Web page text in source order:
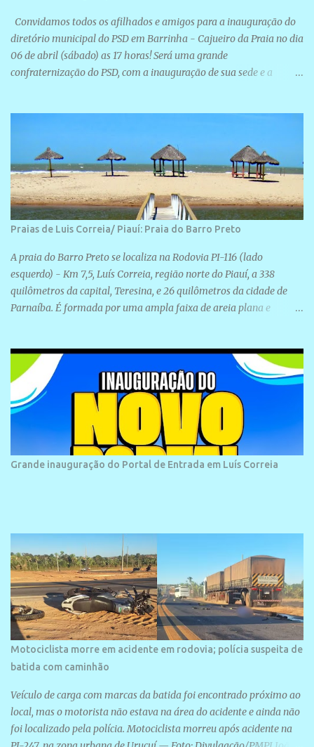
Convidamos todos os afilhados e amigos para a inauguração do
diretório municipal do PSD em Barrinha - Cajueiro da Praia no dia
06 de abril (sábado) as 17 horas! Será uma grande
confraternização do PSD, com a inauguração de sua sede e a
Praias de Luis Correia/ Piauí: Praia do Barro Preto
A praia do Barro Preto se localiza na Rodovia PI-116 (lado
esquerdo) - Km 7,5, Luís Correia, região norte do Piauí, a 338
quilômetros da capital, Teresina, e 26 quilômetros da cidade de
Parnaíba. É formada por uma ampla faixa de areia plana e
devido ao extensivo molhe de pedras que não chegam a 2 metros
de altura, não apresentando dunas em seu espaço geográfico. Não
se sabe ao certo porque a praia leva esse nome, e muitas das suas
historias foram esquecidas ao longo do tempo. A praia é
frequentada por moradores e turistas, em geral veranistas
piauienses e, em menor número, pessoas de estados vizinhos. O
bairro onde se localiza a praia é palco de amplos investimentos e
Grande inauguração do Portal de Entrada em Luís Correia
Motociclista morre em acidente em rodovia; polícia suspeita de
batida com caminhão
Veículo de carga com marcas da batida foi encontrado próximo ao
local, mas o motorista não estava na área do acidente e ainda não
foi localizado pela polícia. Motociclista morreu após acidente na